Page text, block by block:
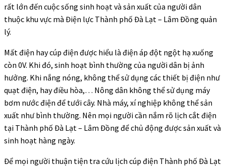
rất lớn đến cuộc sống sinh hoạt và sản xuất của người dân
thuộc khu vực mà Điện lực Thành phố Đà Lạt – Lâm Đồng quản
lý.
Mất điện hay cúp điện được hiểu là điện áp đột ngột hạ xuống
còn 0V. Khi đó, sinh hoạt bình thường của người dân bị ảnh
hưởng. Khi nắng nóng, không thể sử dụng các thiết bị điện như
quạt điện, hay điều hòa,… Nông dân không thể sử dụng máy
bơm nước điện để tưới cây. Nhà máy, xí nghiệp không thể sản
xuất như bình thường. Nên mọi người cần nắm rõ lịch cắt điện
tại Thành phố Đà Lạt – Lâm Đồng để chủ động được sản xuất và
sinh hoạt hàng ngày.
Để mọi người thuận tiện tra cứu lịch cúp điện Thành phố Đà Lạt